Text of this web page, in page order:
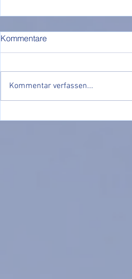
Kommentare
Kommentar verfassen...